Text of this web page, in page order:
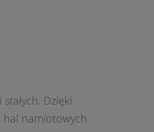
Dzięki
namiotowych